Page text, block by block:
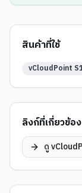
สินค้าที่ใช้
vCloudPoint
ลิงก์ที่เกี่ยวข้อง
ดู